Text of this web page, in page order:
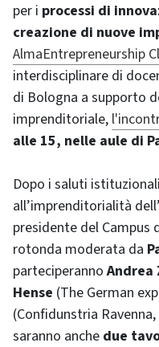
per i processi di
creazione di nuove
AlmaEntrepreneurship
interdisciplinare di
di Bologna a supporto
imprenditoriale,
alle 15, nelle aule di
Dopo i saluti
all’imprenditorialità
presidente del Campus
rotonda moderata da
parteciperannoAndrea
Hense (The German
(Confidunstria
saranno anche due